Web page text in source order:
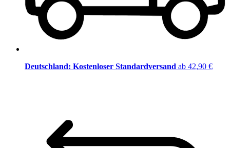
Deutschland: Kostenloser Standardversand ab 42,90 €